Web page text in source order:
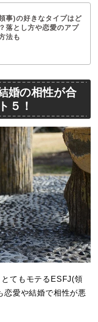
事)の好きなタイプはど
落とし方や恋愛のアプ
法も
婚の相性が合
５！
てもモテるESFJ(領
恋愛や結婚で相性が悪